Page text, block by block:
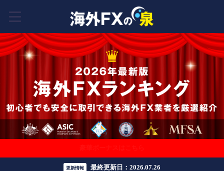
更新情報 最終更新日：2026.07.26